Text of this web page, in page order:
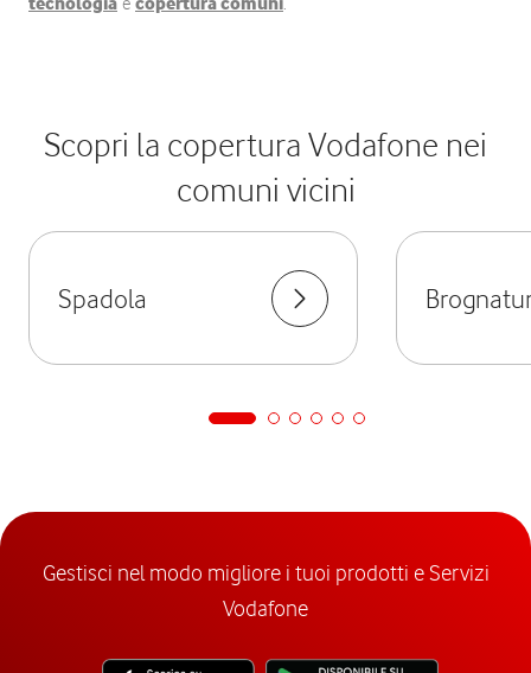
Scopri la copertura Vodafone nei
comuni vicini
Spadola
Gestisci nel modo migliore i tuoi prodotti e Servizi
Vodafone